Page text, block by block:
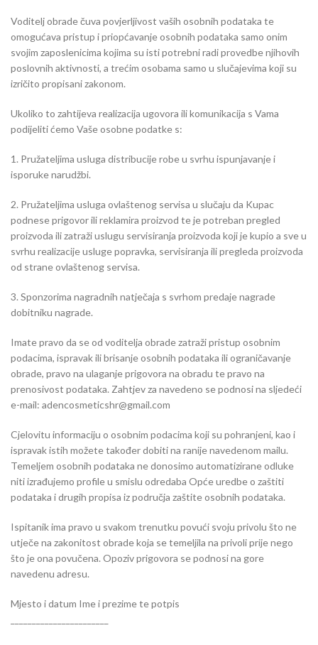
Voditelj obrade čuva povjerljivost vaših osobnih podataka te
omogućava pristup i priopćavanje osobnih podataka samo onim
svojim zaposlenicima kojima su isti potrebni radi provedbe njihovih
poslovnih aktivnosti, a trećim osobama samo u slučajevima koji su
izričito propisani zakonom.
Ukoliko to zahtijeva realizacija ugovora ili komunikacija s Vama
podijeliti ćemo Vaše osobne podatke s:
1. Pružateljima usluga distribucije robe u svrhu ispunjavanje i
isporuke narudžbi.
2. Pružateljima usluga ovlaštenog servisa u slučaju da Kupac
podnese prigovor ili reklamira proizvod te je potreban pregled
proizvoda ili zatraži uslugu servisiranja proizvoda koji je kupio a sve u
svrhu realizacije usluge popravka, servisiranja ili pregleda proizvoda
od strane ovlaštenog servisa.
3. Sponzorima nagradnih natječaja s svrhom predaje nagrade
dobitniku nagrade.
Imate pravo da se od voditelja obrade zatraži pristup osobnim
podacima, ispravak ili brisanje osobnih podataka ili ograničavanje
obrade, pravo na ulaganje prigovora na obradu te pravo na
prenosivost podataka. Zahtjev za navedeno se podnosi na sljedeći
e-mail: adencosmeticshr@gmail.com
Cjelovitu informaciju o osobnim podacima koji su pohranjeni, kao i
ispravak istih možete također dobiti na ranije navedenom mailu.
Temeljem osobnih podataka ne donosimo automatizirane odluke
niti izrađujemo profile u smislu odredaba Opće uredbe o zaštiti
podataka i drugih propisa iz područja zaštite osobnih podataka.
Ispitanik ima pravo u svakom trenutku povući svoju privolu što ne
utječe na zakonitost obrade koja se temeljila na privoli prije nego
što je ona povučena. Opoziv prigovora se podnosi na gore
navedenu adresu.
Mjesto i datum Ime i prezime te potpis